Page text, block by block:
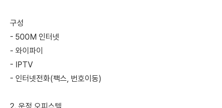
구성
- 500M 인터넷
- 와이파이
- IPTV
- 인터넷전화(팩스, 번호이동)